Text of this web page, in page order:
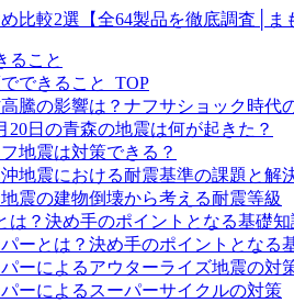
比較2選【全64製品を徹底調査│ま
ること
できること_TOP
騰の影響は？ナフサショック時代
20日の青森の地震は何が起きた？
地震は対策できる？
地震における耐震基準の課題と解
震の建物倒壊から考える耐震等級
は？決め手のポイントとなる基礎知
ーとは？決め手のポイントとなる
ーによるアウターライズ地震の対
ーによるスーパーサイクルの対策